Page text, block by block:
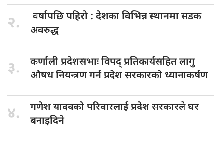
२. वर्षापछि पहिरो : देशका विभिन्न स्थानमा सडक
अवरुद्ध
३. कर्णाली प्रदेशसभाःविपद् प्रतिकार्यसहित लागु
औषध नियन्त्रण गर्न प्रदेश सरकारको ध्यानाकर्षण
४. गणेश यादवकोपरिवारलाई प्रदेश सरकारले घर
बनाइदिने